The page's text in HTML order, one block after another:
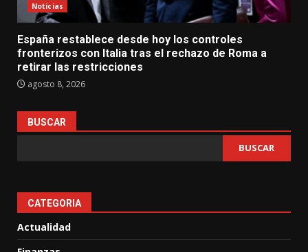
Noticias
España restablece desde hoy los controles
fronterizos con Italia tras el rechazo de Roma a
retirar las restricciones
agosto 8, 2026
BUSCAR
BUSCAR
CATEGORIA
Actualidad